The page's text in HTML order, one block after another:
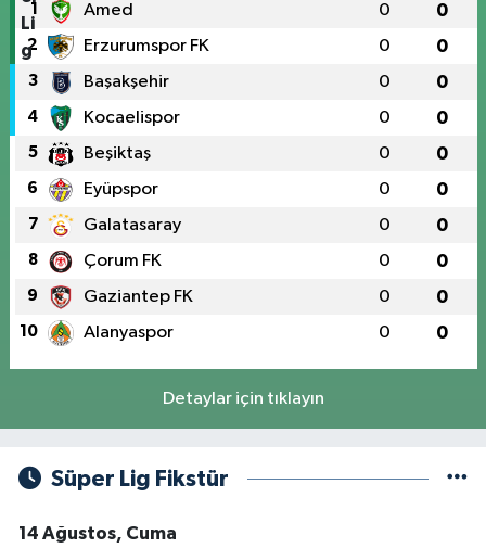
1 Amed 0 0
2 Erzurumspor FK 0 0
3 Başakşehir 0 0
4 Kocaelispor 0 0
5 Beşiktaş 0 0
6 Eyüpspor 0 0
7 Galatasaray 0 0
8 Çorum FK 0 0
9 Gaziantep FK 0 0
10 Alanyaspor 0 0
Detaylar için tıklayın
Süper Lig Fikstür
14 Ağustos, Cuma